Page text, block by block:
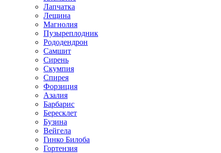
Лапчатка
Лещина
Магнолия
Пузыреплодник
Рододендрон
Самшит
Сирень
Скумпия
Спирея
Форзиция
Азалия
Барбарис
Бересклет
Бузина
Вейгела
Гинко Билоба
Гортензия